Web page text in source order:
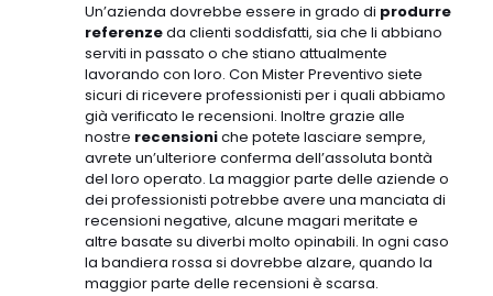
Un’azienda dovrebbe essere in grado di produrre
referenzeda clienti soddisfatti, sia che li abbiano
serviti in passato o che stiano attualmente
lavorando con loro. Con Mister Preventivo siete
sicuri di ricevere professionisti per i quali abbiamo
già verificato le recensioni. Inoltre grazie alle
nostre recensioniche potete lasciare sempre,
avrete un’ulteriore conferma dell’assoluta bontà
del loro operato. La maggior parte delle aziende o
dei professionisti potrebbe avere una manciata di
recensioni negative, alcune magari meritate e
altre basate su diverbi molto opinabili. In ogni caso
la bandiera rossa si dovrebbe alzare, quando la
maggior parte delle recensioni è scarsa.